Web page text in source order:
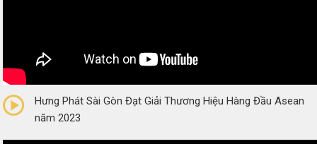
(0 Reviews)
Hưng Phát Sài Gòn Đạt Giải Thương Hiệu Hàng Đầu Asean
năm 2023